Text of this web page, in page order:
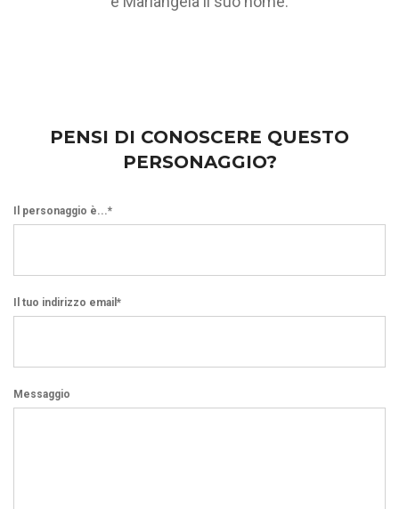
PENSI DI CONOSCERE QUESTO
PERSONAGGIO?
Il personaggio è...*
Il tuo indirizzo email*
Messaggio